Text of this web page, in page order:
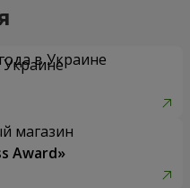
в Украине
магазин
Award»